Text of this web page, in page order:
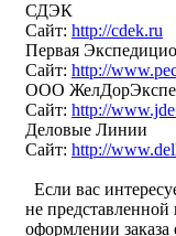
СДЭК
Сайт: http://cdek.ru
Первая
Сайт: http://
ООО
Сайт: http://
Деловые Линии
Сайт: http://
Если вас
не
оформлении